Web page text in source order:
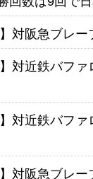
】対阪急ブレー
】対近鉄バフ
】対近鉄バフ
】対阪急ブレ